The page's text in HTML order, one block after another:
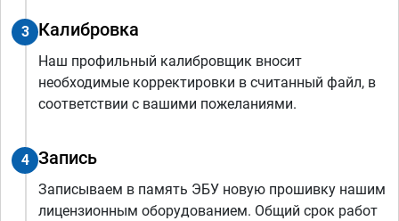
3 Калибровка
Наш профильный калибровщик вносит
необходимые корректировки в считанный файл, в
соответствии с вашими пожеланиями.
4 Запись
Записываем в память ЭБУ новую прошивку нашим
лицензионным оборудованием. Общий срок работ